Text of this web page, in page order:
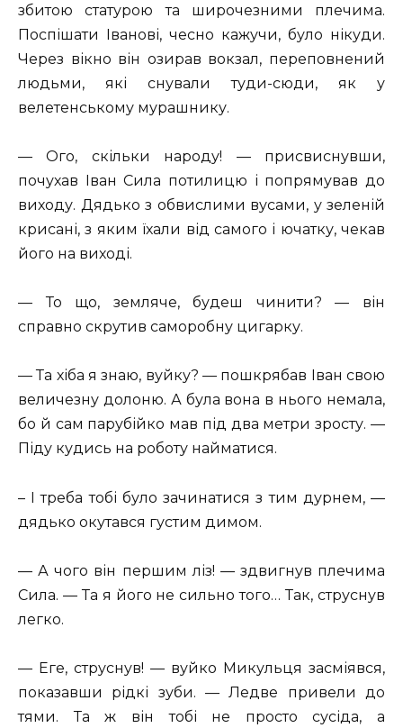
збитою статурою та широчезними плечима.
Поспішати Іванові, чесно кажучи, було нікуди.
Через вікно він озирав вокзал, переповнений
людьми, які снували туди-сюди, як у
велетенському мурашнику.
— Ого, скільки народу! — присвиснувши,
почухав Іван Сила потилицю і попрямував до
виходу. Дядько з обвислими вусами, у зеленій
крисані, з яким їхали від самого і ючатку, чекав
його на виході.
— То що, земляче, будеш чинити? — він
справно скрутив саморобну цигарку.
— Та хіба я знаю, вуйку? — пошкрябав Іван свою
величезну долоню. А була вона в нього немала,
бо й сам парубійко мав під два метри зросту. —
Піду кудись на роботу найматися.
– І треба тобі було зачинатися з тим дурнем, —
дядько окутався густим димом.
— А чого він першим ліз! — здвигнув плечима
Сила. — Та я його не сильно того… Так, струснув
легко.
— Еге, струснув! — вуйко Микульця засміявся,
показавши рідкі зуби. — Ледве привели до
тями. Та ж він тобі не просто сусіда, а